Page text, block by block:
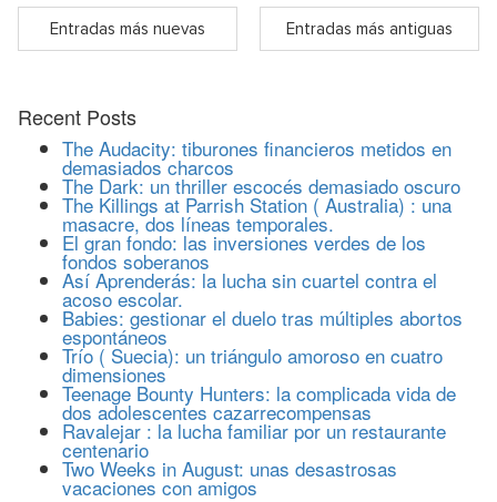
Entradas más nuevas Entradas más antiguas
Recent Posts
The Audacity: tiburones financieros metidos en
demasiados charcos
The Dark: un thriller escocés demasiado oscuro
The Killings at Parrish Station ( Australia) : una
masacre, dos líneas temporales.
El gran fondo: las inversiones verdes de los
fondos soberanos
Así Aprenderás: la lucha sin cuartel contra el
acoso escolar.
Babies: gestionar el duelo tras múltiples abortos
espontáneos
Trío ( Suecia): un triángulo amoroso en cuatro
dimensiones
Teenage Bounty Hunters: la complicada vida de
dos adolescentes cazarrecompensas
Ravalejar : la lucha familiar por un restaurante
centenario
Two Weeks in August: unas desastrosas
vacaciones con amigos